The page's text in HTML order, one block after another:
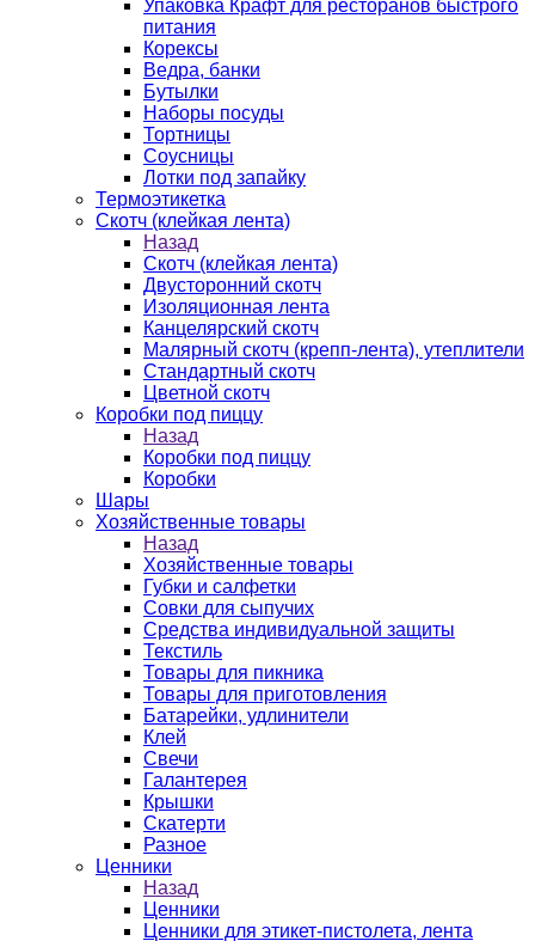
Упаковка Крафт для ресторанов быстрого
питания
Корексы
Ведра, банки
Бутылки
Наборы посуды
Тортницы
Соусницы
Лотки под запайку
Термоэтикетка
Скотч (клейкая лента)
Назад
Скотч (клейкая лента)
Двусторонний скотч
Изоляционная лента
Канцелярский скотч
Малярный скотч (крепп-лента), утеплители
Стандартный скотч
Цветной скотч
Коробки под пиццу
Назад
Коробки под пиццу
Коробки
Шары
Хозяйственные товары
Назад
Хозяйственные товары
Губки и салфетки
Совки для сыпучих
Средства индивидуальной защиты
Текстиль
Товары для пикника
Товары для приготовления
Батарейки, удлинители
Клей
Свечи
Галантерея
Крышки
Скатерти
Разное
Ценники
Назад
Ценники
Ценники для этикет-пистолета, лента